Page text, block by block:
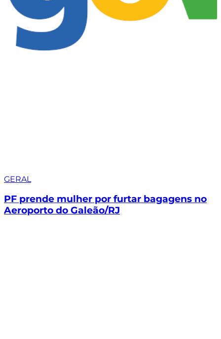
GERAL
PF prende mulher por furtar bagagens no
Aeroporto do Galeão/RJ